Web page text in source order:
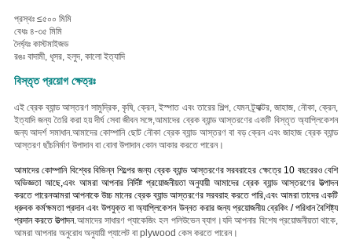
প্রস্থঃ ≤৫০০ মিমি
বেধঃ ৪-৩৫ মিমি
দৈর্ঘ্যঃ কাস্টমাইজড
রঙঃ বাদামী, ধূসর, হলুদ, কালো ইত্যাদি
বিস্তৃত প্রয়োগ ক্ষেত্রঃ
এই ব্রেক ব্যান্ড আস্তরণ সামুদ্রিক, কৃষি, ক্রেন, ইস্পাত এবং তারের শিল্প, যেমন ট্র্যাক্টর, জাহাজ, নৌকা, ক্রেন,
ইত্যাদি জন্য তৈরি করা হয় দীর্ঘ সেবা জীবন সঙ্গে,আমাদের ব্রেক ব্যান্ড আস্তরণের একটি বিস্তৃত অ্যাপ্লিকেশন
জন্য আদর্শ সমাধান.আমাদের কোম্পানি ছোট নৌকা ব্রেক ব্যান্ড আস্তরণ বা বড় ক্রেন এবং জাহাজ ব্রেক ব্যান্ড
আস্তরণ ছাঁচনির্মাণ উপাদান বা বোনা উপাদান কোন আকার করতে পারেন।
আমাদের কোম্পানি বিশ্বের বিভিন্ন শিল্পের জন্য ব্রেক ব্যান্ড আস্তরণের সরবরাহের ক্ষেত্রে 10 বছরেরও বেশি
অভিজ্ঞতা আছে,এবং আমরা আপনার নির্দিষ্ট প্রয়োজনীয়তা অনুযায়ী আমাদের ব্রেক ব্যান্ড আস্তরণের উত্পাদন
করতে পারেনআমরা আপনাকে উচ্চ মানের ব্রেক ব্যান্ড আস্তরণের সরবরাহ করতে পারি,এবং আমরা তাদের একটি
ধ্রুবক কর্মক্ষমতা প্রদান এবং উপযুক্ত বা অ্যাপ্লিকেশন উন্নত করার জন্য প্রয়োজনীয় ব্রেকিং / পরিধান বৈশিষ্ট্য
প্রদান করতে উত্পাদন.আমাদের সাধারণ প্যাকেজিং হল পলিউভেন ব্যাগ।যদি আপনার বিশেষ প্রয়োজনীয়তা থাকে,
আমরা আপনার অনুরোধ অনুযায়ী প্যালেট বা plywood কেস করতে পারেন।